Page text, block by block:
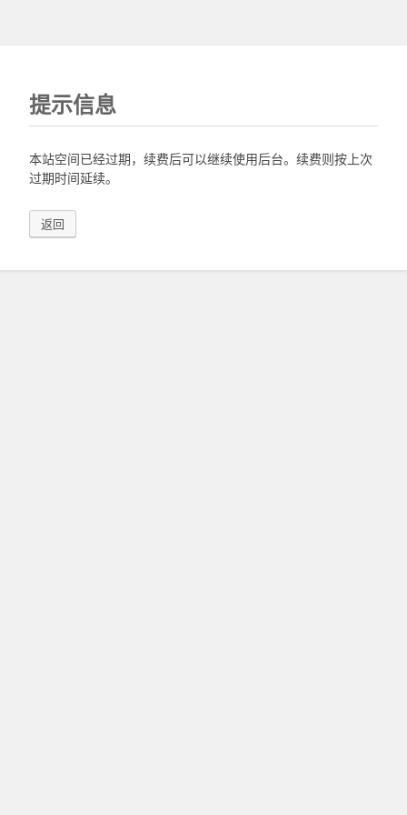
提示信息
本站空间已经过期，续费后可以继续使用后台。续费则按上次
过期时间延续。
返回